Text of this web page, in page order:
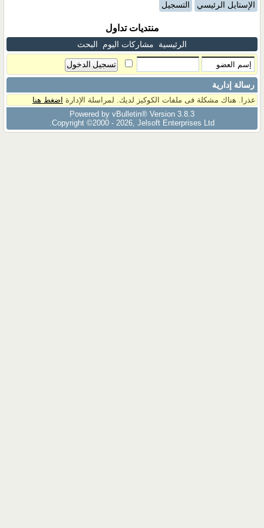
الإستايل الرئيسي التسجيل
منتديات تداول
الرئيسية مشاركات اليوم البحث
رسالة إدارية
عذرا. هناك مشكلة فى ملفات الكوكيز لديك. لمراسلة الإدارة اضغط هنا
Powered by vBulletin® Version 3.8.3
Copyright ©2000 - 2026, Jelsoft Enterprises Ltd.